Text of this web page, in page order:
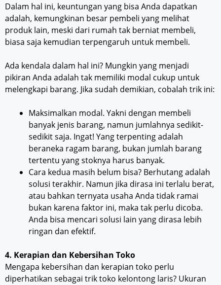
Dalam hal ini, keuntungan yang bisa Anda dapatkan
adalah, kemungkinan besar pembeli yang melihat
produk lain, meski dari rumah tak berniat membeli,
biasa saja kemudian terpengaruh untuk membeli.
Ada kendala dalam hal ini? Mungkin yang menjadi
pikiran Anda adalah tak memiliki modal cukup untuk
melengkapi barang. Jika sudah demikian, cobalah trik ini:
Maksimalkan modal. Yakni dengan membeli
banyak jenis barang, namun jumlahnya sedikit-
sedikit saja. Ingat! Yang terpenting adalah
beraneka ragam barang, bukan jumlah barang
tertentu yang stoknya harus banyak.
Cara kedua masih belum bisa? Berhutang adalah
solusi terakhir. Namun jika dirasa ini terlalu berat,
atau bahkan ternyata usaha Anda tidak ramai
bukan karena faktor ini, maka tak perlu dicoba.
Anda bisa mencari solusi lain yang dirasa lebih
ringan dan efektif.
4. Kerapian dan Kebersihan Toko
Mengapa kebersihan dan kerapian toko perlu
diperhatikan sebagai trik toko kelontong laris? Ukuran